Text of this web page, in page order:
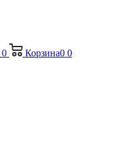
0 Корзина0 0